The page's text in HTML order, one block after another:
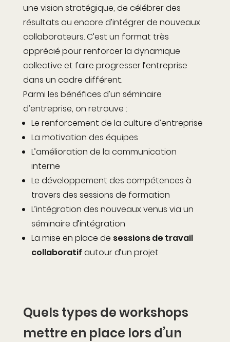
une vision stratégique, de célébrer des
résultats ou encore d’intégrer de nouveaux
collaborateurs. C’est un format très
apprécié pour renforcer la dynamique
collective et faire progresser l’entreprise
dans un cadre différent.
Parmi les bénéfices d’un séminaire
d’entreprise, on retrouve :
Le renforcement de la culture d’entreprise
La motivation des équipes
L’amélioration de la communication
interne
Le développement des compétences à
travers des sessions de formation
L’intégration des nouveaux venus via un
séminaire d’intégration
La mise en place de sessions de travail
collaboratif autour d’un projet
Quels types de workshops
mettre en place lors d’un